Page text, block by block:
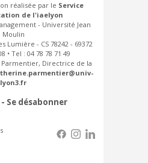
réalisée par le Service
de l'iaelyon
- Université Jean
Moulin
Lumière - CS 78242 - 69372
• Tel : 04 78 78 71 49
Parmentier, Directrice de la
lyon3.fr
- Se désabonner